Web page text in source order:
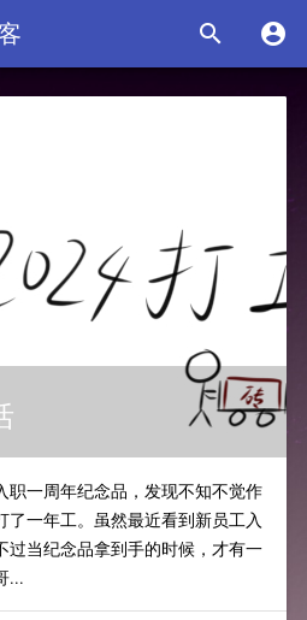
 
职一周年纪念品，发现不知不觉作
了一年工。虽然最近看到新员工入
过当纪念品拿到手的时候，才有一
...